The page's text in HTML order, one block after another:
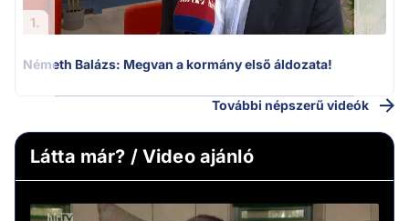
1.
Németh Balázs: Megvan a kormány első áldozata!
További népszerű videók
Látta már? / Video ajánló